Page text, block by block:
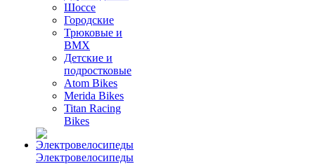
Шоссе
Городские
Трюковые и
BMX
Детские и
подростковые
Atom Bikes
Merida Bikes
Titan Racing
Bikes
Электровелосипеды